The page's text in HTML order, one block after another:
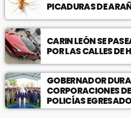
PICADURAS DE
CARIN LEÓN SE
POR LAS CALLES DE
GOBERNADOR
CORPORACIONES
POLICÍAS